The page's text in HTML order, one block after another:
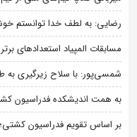
رضایی: به لطف خدا توانستم
مسابقات المپیاد استعدادهای
شمسی‌پور: با سلاح زیرگیری به
به همت اندیشکده فدراسیون
بر اساس تقویم فدراسیون کشتی؛